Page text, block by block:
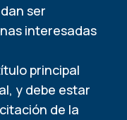
ser
interesadas
principal
y debe estar
de la